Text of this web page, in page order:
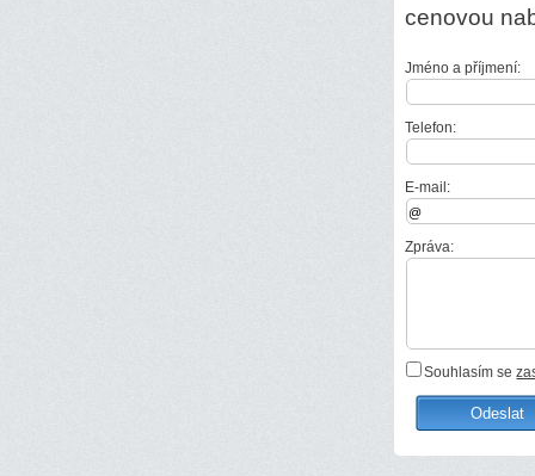
cenovou
Jméno a příjmení:
Telefon:
E-mail:
Zpráva:
Souhlasím se